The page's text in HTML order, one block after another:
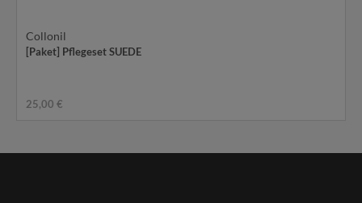
Collonil
[Paket] Pflegeset SUEDE
25,00 €